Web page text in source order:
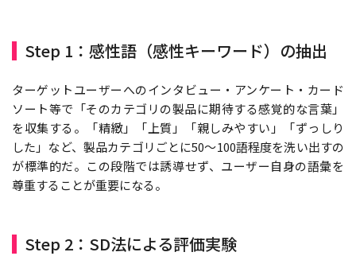
Step 1：感性語（感性キーワード）の抽出
ターゲットユーザーへのインタビュー・アンケート・カード
ソート等で「そのカテゴリの製品に期待する感覚的な言葉」
を収集する。「精緻」「上質」「親しみやすい」「ずっしり
した」など、製品カテゴリごとに50〜100語程度を洗い出すの
が標準的だ。この段階では誘導せず、ユーザー自身の語彙を
尊重することが重要になる。
Step 2：SD法による評価実験